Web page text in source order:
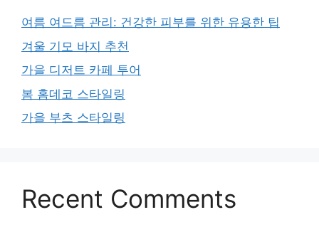
여름 여드름 관리: 건강한 피부를 위한 유용한 팁
겨울 기모 바지 추천
가을 디저트 카페 투어
봄 홈데코 스타일링
가을 부츠 스타일링
Recent Comments